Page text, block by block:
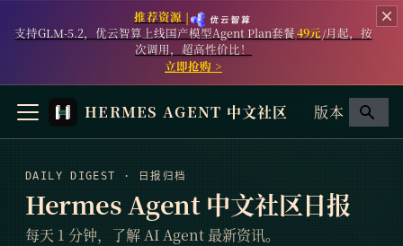
推荐资源 |
支持GLM-5.2，优云智算上线国产模型Agent Plan套餐49元/月起，按
次调用，超高性价比！
立即抢购 >
HERMES AGENT 中文社区 版本
DAILY DIGEST · 日报归档
Hermes Agent 中文社区日报
每天 1 分钟，了解 AI Agent 最新资讯。